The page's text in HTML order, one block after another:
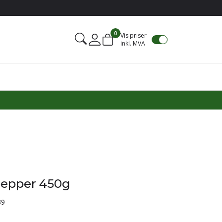
Mine sider
0 Vis priser
inkl. MVA
450g